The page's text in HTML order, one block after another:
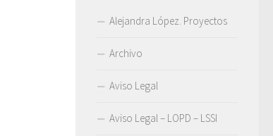
Alejandra López. Proyectos
Archivo
Aviso Legal
Aviso Legal – LOPD – LSSI